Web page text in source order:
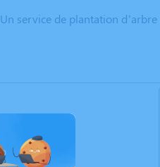
Un service de plantation